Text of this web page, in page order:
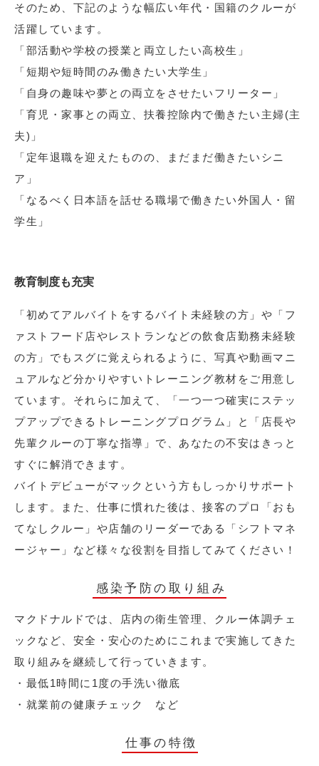
そのため、下記のような幅広い年代・国籍のクルーが
活躍しています。
「部活動や学校の授業と両立したい高校生」
「短期や短時間のみ働きたい大学生」
「自身の趣味や夢との両立をさせたいフリーター」
「育児・家事との両立、扶養控除内で働きたい主婦(主
夫)」
「定年退職を迎えたものの、まだまだ働きたいシニ
ア」
「なるべく日本語を話せる職場で働きたい外国人・留
学生」
教育制度も充実
「初めてアルバイトをするバイト未経験の方」や「フ
ァストフード店やレストランなどの飲食店勤務未経験
の方」でもスグに覚えられるように、写真や動画マニ
ュアルなど分かりやすいトレーニング教材をご用意し
ています。それらに加えて、「一つ一つ確実にステッ
プアップできるトレーニングプログラム」と「店長や
先輩クルーの丁寧な指導」で、あなたの不安はきっと
すぐに解消できます。
バイトデビューがマックという方もしっかりサポート
します。また、仕事に慣れた後は、接客のプロ「おも
てなしクルー」や店舗のリーダーである「シフトマネ
ージャー」など様々な役割を目指してみてください！
感染予防の取り組み
マクドナルドでは、店内の衛生管理、クルー体調チェ
ックなど、安全・安心のためにこれまで実施してきた
取り組みを継続して行っていきます。
・最低1時間に1度の手洗い徹底
・就業前の健康チェック など
仕事の特徴